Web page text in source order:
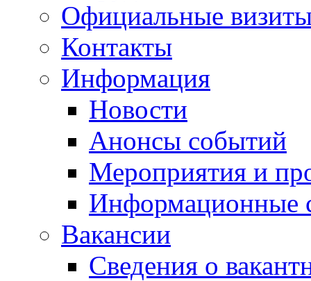
Официальные
Контакты
Информация
Новости
Анонсы событий
Мероприятия и
Информационные
Вакансии
Сведения о